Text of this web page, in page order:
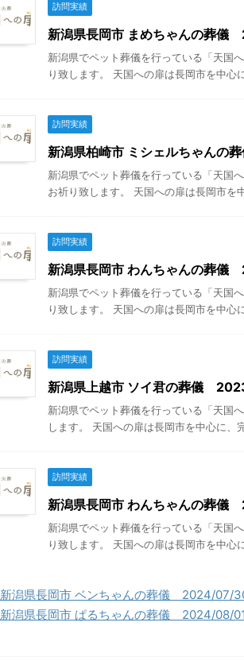
訪問実績
新潟県長岡市 まめちゃんの葬
新潟県でペット葬儀を行っている「天国
り致します。 天国への扉は長岡市を中
訪問実績
新潟県柏崎市 ミシェルちゃん
新潟県でペット葬儀を行っている「天国
お祈り致します。 天国への扉は長岡市を
訪問実績
新潟県長岡市 わんちゃんの葬
新潟県でペット葬儀を行っている「天国
り致します。 天国への扉は長岡市を中
訪問実績
新潟県上越市 ソイ君の葬儀
新潟県でペット葬儀を行っている「天国
します。 天国への扉は長岡市を中心に
訪問実績
新潟県長岡市 わんちゃんの葬
新潟県でペット葬儀を行っている「天国
り致します。 天国への扉は長岡市を中
新潟県長岡市 ベンちゃんの葬儀 2024/07/
新潟県長岡市 ぱるちゃんの葬儀 2024/08/01